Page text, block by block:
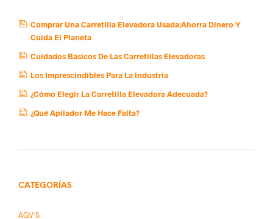
Comprar Una Carretilla Elevadora Usada:Ahorra Dinero Y
Cuida El Planeta
Cuidados Básicos De Las Carretillas Elevadoras
Los Imprescindibles Para La Industria
¿Cómo Elegir La Carretilla Elevadora Adecuada?
¿Qué Apilador Me Hace Falta?
CATEGORÍAS
AGV´s